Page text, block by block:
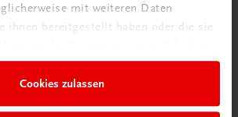
mit weiteren Daten
ihnen bereitgestellt haben oder die sie
Cookies zulassen